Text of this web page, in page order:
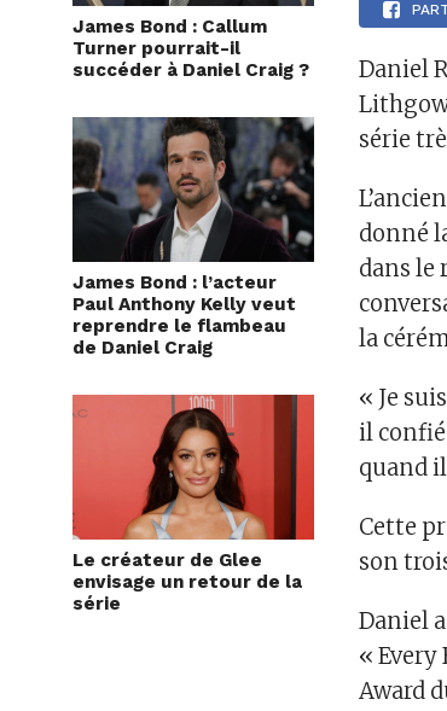
James Bond : Callum
Turner pourrait-il
succéder à Daniel Craig ?
James Bond : l’acteur
Paul Anthony Kelly veut
reprendre le flambeau
de Daniel Craig
Le créateur de Glee
envisage un retour de la
série
Daniel
série
donné
dans le
la
« Je
il confié
quand
Cette
son
Daniel
«
Award